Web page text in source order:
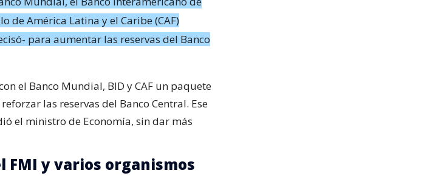
de América Latina y el Caribe (CAF)
para aumentar las reservas del Banco
el Banco Mundial, BID y CAF un paquete
las reservas del Banco Central. Ese
el ministro de Economía, sin dar más
FMI y varios organismos